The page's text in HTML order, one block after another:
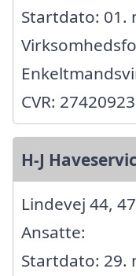
Startdato: 01.
CVR: 27420923
H-J
Lindevej 44,
Ansatte:
Startdato: 29.